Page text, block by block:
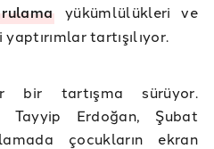
yükümlülükleri ve
yaptırımlar tartışılıyor.
bir tartışma sürüyor.
Tayyip Erdoğan, Şubat
çocukların ekran